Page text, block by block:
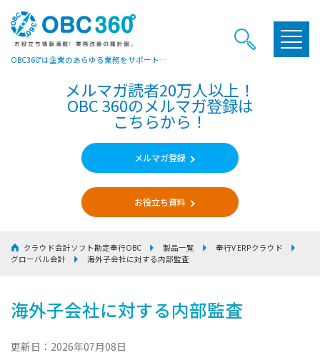
OBC360°は企業のあらゆる業務をサポートするヒントやお役立ち情報をご提供しています
メルマガ読者20万人以上！
OBC 360のメルマガ登録は
こちらから！
メルマガ登録
お役立ち資料
クラウド会計ソフト勘定奉行OBC 製品一覧
奉行V ERPクラウド
グローバル会計
海外子会社に対する内部監査
海外子会社に対する内部監査
更新日：2026年07月08日